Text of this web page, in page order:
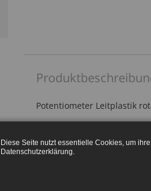
Potentiometer Leitplastik
Kostengünstiges
Diese Seite nutzt essentielle Cookies, um
Datenschutzerklärung.